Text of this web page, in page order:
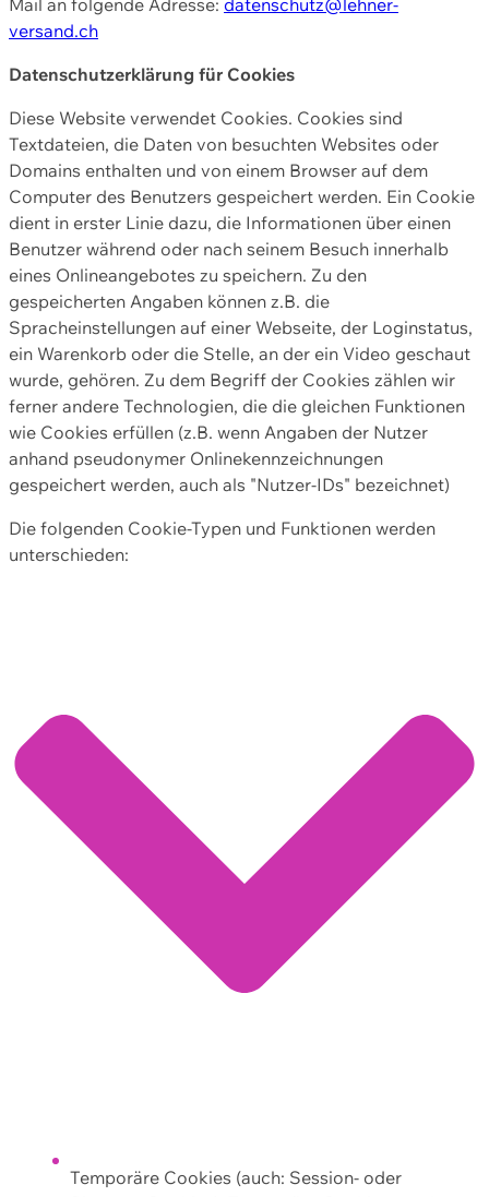
versand.ch
Datenschutzerklärung für Cookies
Diese Website verwendet Cookies. Cookies sind
Textdateien, die Daten von besuchten Websites oder
Domains enthalten und von einem Browser auf dem
Computer des Benutzers gespeichert werden. Ein Cookie
dient in erster Linie dazu, die Informationen über einen
Benutzer während oder nach seinem Besuch innerhalb
eines Onlineangebotes zu speichern. Zu den
gespeicherten Angaben können z.B. die
Spracheinstellungen auf einer Webseite, der Loginstatus,
ein Warenkorb oder die Stelle, an der ein Video geschaut
wurde, gehören. Zu dem Begriff der Cookies zählen wir
ferner andere Technologien, die die gleichen Funktionen
wie Cookies erfüllen (z.B. wenn Angaben der Nutzer
anhand pseudonymer Onlinekennzeichnungen
gespeichert werden, auch als "Nutzer-IDs" bezeichnet)
Die folgenden Cookie-Typen und Funktionen werden
unterschieden:
Temporäre Cookies (auch: Session- oder